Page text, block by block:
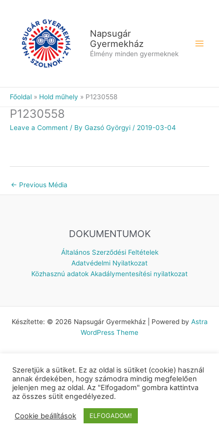
Napsugár
Gyermekház
Élmény minden gyermeknek
Főoldal Hold műhely P1230558
P1230558
Leave a Comment / By Gazsó Györgyi / 2019-03-04
← Previous Média
DOKUMENTUMOK
Általános Szerződési Feltételek
Adatvédelmi Nyilatkozat
Közhasznú adatok Akadálymentesítési nyilatkozat
Készítette: © 2026 Napsugár Gyermekház | Powered by Astra
WordPress Theme
Szeretjük a sütiket. Ez az oldal is sütiket (cookie) használ
annak érdekében, hogy számodra mindig megfelelően
jelenjen meg az oldal. Az "Elfogadom" gombra kattintva
az összes sütit engedélyezed.
Cookie beállítások ELFOGADOM!